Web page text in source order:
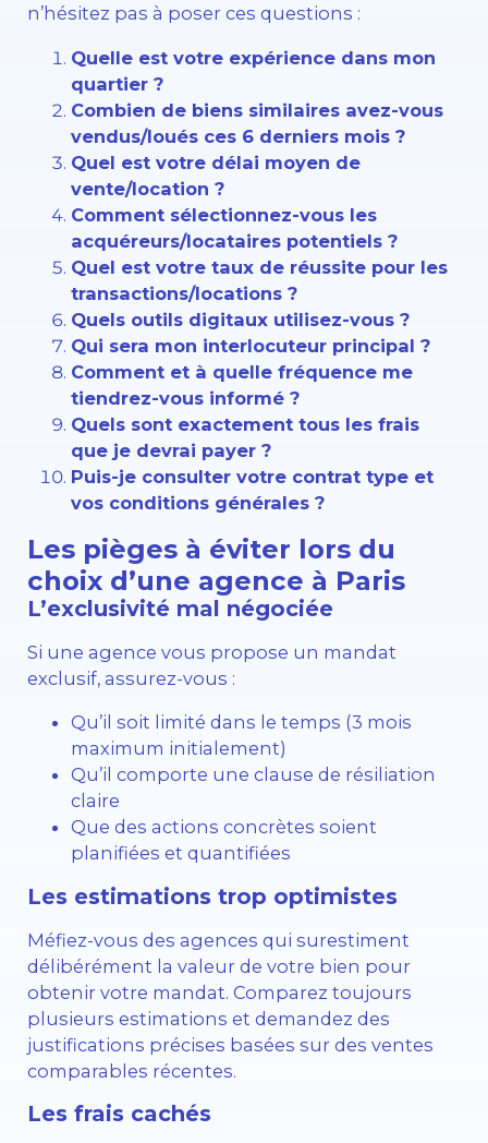
n’hésitez pas à poser ces questions :
Quelle est votre expérience dans mon
quartier ?
Combien de biens similaires avez-vous
vendus/loués ces 6 derniers mois ?
Quel est votre délai moyen de
vente/location ?
Comment sélectionnez-vous les
acquéreurs/locataires potentiels ?
Quel est votre taux de réussite pour les
transactions/locations ?
Quels outils digitaux utilisez-vous ?
Qui sera mon interlocuteur principal ?
Comment et à quelle fréquence me
tiendrez-vous informé ?
Quels sont exactement tous les frais
que je devrai payer ?
Puis-je consulter votre contrat type et
vos conditions générales ?
Les pièges à éviter lors du
choix d’une agence à Paris
L’exclusivité mal négociée
Si une agence vous propose un mandat
exclusif, assurez-vous :
Qu’il soit limité dans le temps (3 mois
maximum initialement)
Qu’il comporte une clause de résiliation
claire
Que des actions concrètes soient
planifiées et quantifiées
Les estimations trop optimistes
Méfiez-vous des agences qui surestiment
délibérément la valeur de votre bien pour
obtenir votre mandat. Comparez toujours
plusieurs estimations et demandez des
justifications précises basées sur des ventes
comparables récentes.
Les frais cachés